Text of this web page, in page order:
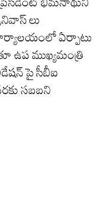
లు
ఏర్పాటు
ఉప ముఖ్యమంత్రి
పై సీబీఐ
సబబని